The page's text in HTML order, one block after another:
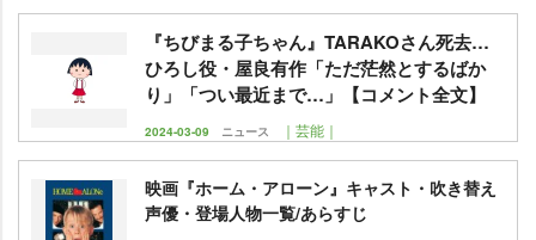
『ちびまる子ちゃん』TARAKOさん死去…
ひろし役・屋良有作「ただ茫然とするばか
り」「つい最近まで…」【コメント全文】
2024-03-09 ニュース ｜芸能｜
映画『ホーム・アローン』キャスト・吹き替え
声優・登場人物一覧/あらすじ